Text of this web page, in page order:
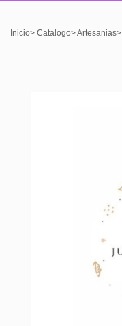
Inicio> Catalogo>Artesanias>